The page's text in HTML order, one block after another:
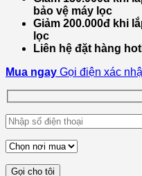
bảo vệ máy lọc
Giảm 200.000đ khi
lọc
Liên hệ đặt hàng
Mua ngay Gọi điện xác